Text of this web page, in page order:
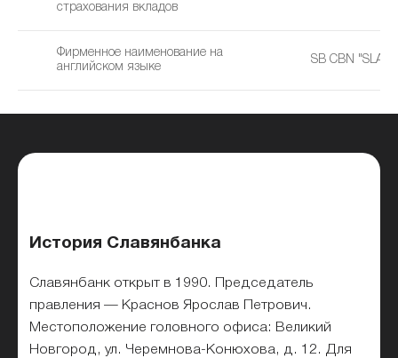
страхования вкладов
Фирменное наименование на
английском языке
SB CBN
История Славянбанка
Славянбанк открыт в 1990. Председатель
правления — Краснов Ярослав Петрович.
Местоположение головного офиса: Великий
Новгород, ул. Черемнова-Конюхова, д. 12. Для